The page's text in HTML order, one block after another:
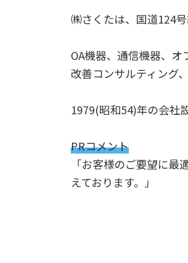
㈱さくたは、国道124
OA機器、通信機器、
改善コンサルティング
1979(昭和54)年の会社
PRコメント
「お客様のご要望に
えております。」